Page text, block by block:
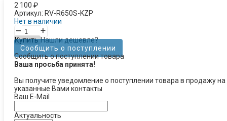
2 100 ₽
Артикул: RV-R650S-KZP
Нет в наличии
– +
Купить Нашли дешевле?
Сообщить о поступлении
Сообщить о поступлении товара
Ваша просьба принята!
Вы получите уведомление о поступлении товара в продажу на
указанные Вами контакты
Ваш E-Mail
Актуальность